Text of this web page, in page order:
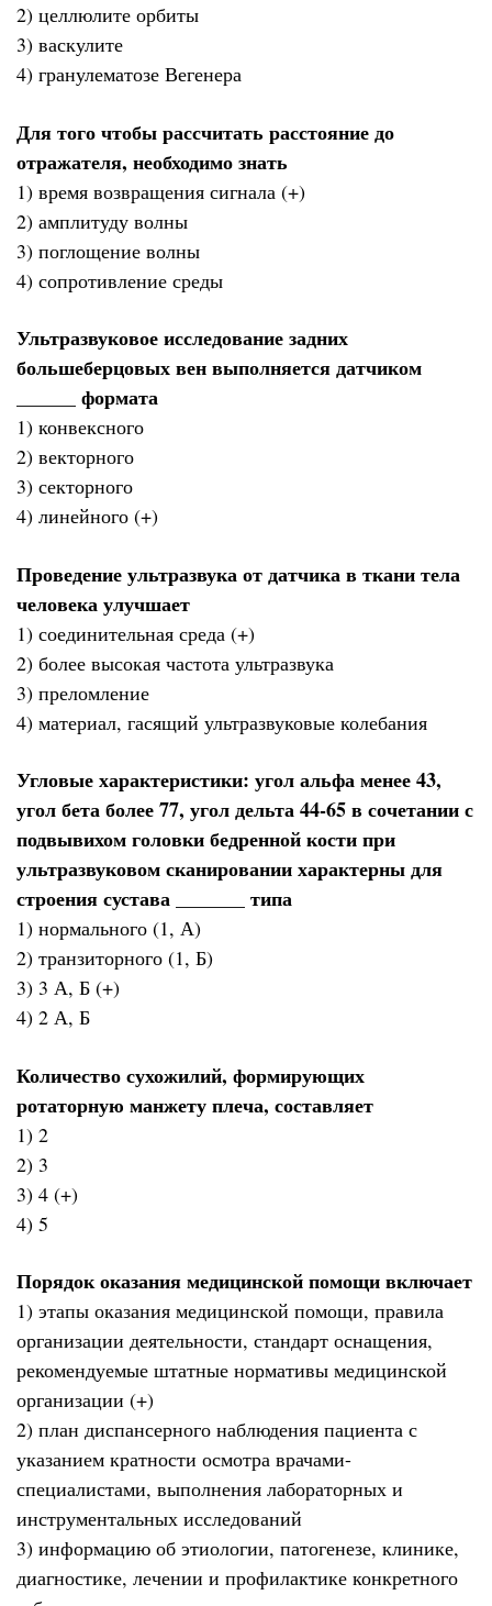
2) целлюлите орбиты
3) васкулите
4) гранулематозе Вегенера
Для того чтобы рассчитать расстояние до
отражателя, необходимо знать
1) время возвращения сигнала (+)
2) амплитуду волны
3) поглощение волны
4) сопротивление среды
Ультразвуковое исследование задних
большеберцовых вен выполняется датчиком
______ формата
1) конвексного
2) векторного
3) секторного
4) линейного (+)
Проведение ультразвука от датчика в ткани тела
человека улучшает
1) соединительная среда (+)
2) более высокая частота ультразвука
3) преломление
4) материал, гасящий ультразвуковые колебания
Угловые характеристики: угол альфа менее 43,
угол бета более 77, угол дельта 44-65 в сочетании с
подвывихом головки бедренной кости при
ультразвуковом сканировании характерны для
строения сустава _______ типа
1) нормального (1, А)
2) транзиторного (1, Б)
3) 3 А, Б (+)
4) 2 А, Б
Количество сухожилий, формирующих
ротаторную манжету плеча, составляет
1) 2
2) 3
3) 4 (+)
4) 5
Порядок оказания медицинской помощи включает
1) этапы оказания медицинской помощи, правила
организации деятельности, стандарт оснащения,
рекомендуемые штатные нормативы медицинской
организации (+)
2) план диспансерного наблюдения пациента с
указанием кратности осмотра врачами-
специалистами, выполнения лабораторных и
инструментальных исследований
3) информацию об этиологии, патогенезе, клинике,
диагностике, лечении и профилактике конкретного